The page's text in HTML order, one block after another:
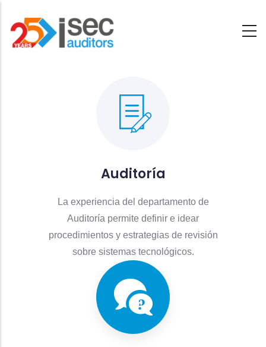
contenido
Auditoría
La experiencia del departamento de
Auditoría permite definir e idear
procedimientos y estrategias de revisión
sobre sistemas tecnológicos.